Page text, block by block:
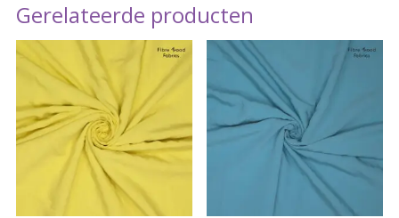
Gerelateerde producten